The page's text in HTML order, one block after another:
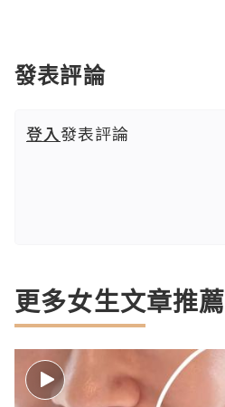
發表評論
登入發表評論
更多女生文章推薦